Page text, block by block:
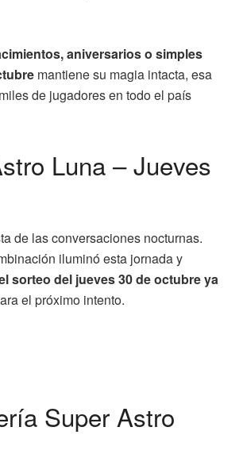
aniversarios o simples
mantiene su magia intacta, esa
de jugadores en todo el país
Luna – Jueves
de las conversaciones nocturnas.
iluminó esta jornada y
sorteo del jueves 30 de octubre ya
el próximo intento.
Super Astro